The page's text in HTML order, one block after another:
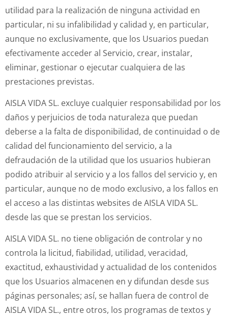
utilidad para la realización de ninguna actividad en
particular, ni su infalibilidad y calidad y, en particular,
aunque no exclusivamente, que los Usuarios puedan
efectivamente acceder al Servicio, crear, instalar,
eliminar, gestionar o ejecutar cualquiera de las
prestaciones previstas.
AISLA VIDA SL. excluye cualquier responsabilidad por los
daños y perjuicios de toda naturaleza que puedan
deberse a la falta de disponibilidad, de continuidad o de
calidad del funcionamiento del servicio, a la
defraudación de la utilidad que los usuarios hubieran
podido atribuir al servicio y a los fallos del servicio y, en
particular, aunque no de modo exclusivo, a los fallos en
el acceso a las distintas websites de AISLA VIDA SL.
desde las que se prestan los servicios.
AISLA VIDA SL. no tiene obligación de controlar y no
controla la licitud, fiabilidad, utilidad, veracidad,
exactitud, exhaustividad y actualidad de los contenidos
que los Usuarios almacenen en y difundan desde sus
páginas personales; así, se hallan fuera de control de
AISLA VIDA SL., entre otros, los programas de textos y